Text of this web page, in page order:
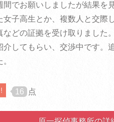
間でお願いしましたが結果を
女子高生とか、複数人と交際
などの証拠を受け取りました
介してもらい、交渉中です。
16 点